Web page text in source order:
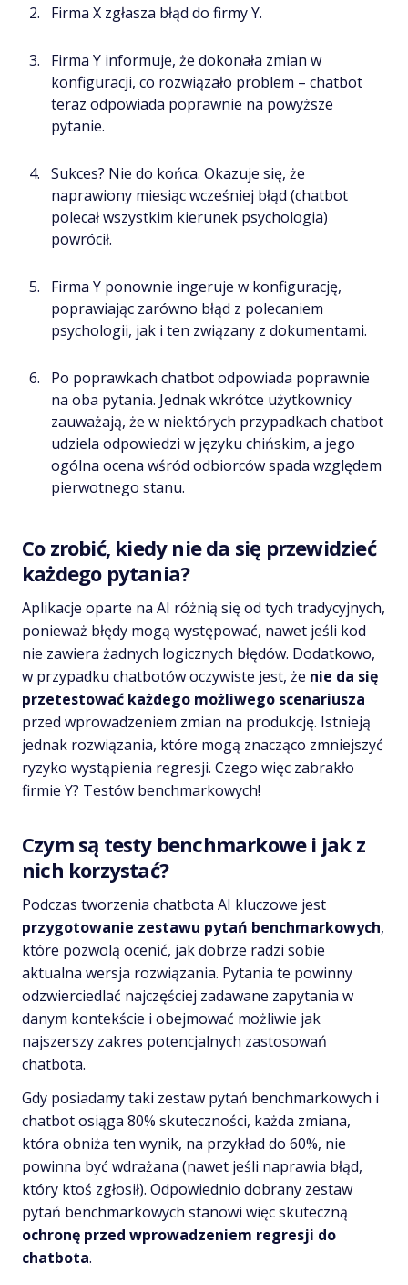
Firma X zgłasza błąd do firmy Y.
Firma Y informuje, że dokonała zmian w
konfiguracji, co rozwiązało problem – chatbot
teraz odpowiada poprawnie na powyższe
pytanie.
Sukces? Nie do końca. Okazuje się, że
naprawiony miesiąc wcześniej błąd (chatbot
polecał wszystkim kierunek psychologia)
powrócił.
Firma Y ponownie ingeruje w konfigurację,
poprawiając zarówno błąd z polecaniem
psychologii, jak i ten związany z dokumentami.
Po poprawkach chatbot odpowiada poprawnie
na oba pytania. Jednak wkrótce użytkownicy
zauważają, że w niektórych przypadkach chatbot
udziela odpowiedzi w języku chińskim, a jego
ogólna ocena wśród odbiorców spada względem
pierwotnego stanu.
Co zrobić, kiedy nie da się przewidzieć
każdego pytania?
Aplikacje oparte na AI różnią się od tych tradycyjnych,
ponieważ błędy mogą występować, nawet jeśli kod
nie zawiera żadnych logicznych błędów. Dodatkowo,
w przypadku chatbotów oczywiste jest, że nie da się
przetestować każdego możliwego scenariusza
przed wprowadzeniem zmian na produkcję. Istnieją
jednak rozwiązania, które mogą znacząco zmniejszyć
ryzyko wystąpienia regresji. Czego więc zabrakło
firmie Y? Testów benchmarkowych!
Czym są testy benchmarkowe i jak z
nich korzystać?
Podczas tworzenia chatbota AI kluczowe jest
przygotowanie zestawu pytań benchmarkowych,
które pozwolą ocenić, jak dobrze radzi sobie
aktualna wersja rozwiązania. Pytania te powinny
odzwierciedlać najczęściej zadawane zapytania w
danym kontekście i obejmować możliwie jak
najszerszy zakres potencjalnych zastosowań
chatbota.
Gdy posiadamy taki zestaw pytań benchmarkowych i
chatbot osiąga 80% skuteczności, każda zmiana,
która obniża ten wynik, na przykład do 60%, nie
powinna być wdrażana (nawet jeśli naprawia błąd,
który ktoś zgłosił). Odpowiednio dobrany zestaw
pytań benchmarkowych stanowi więc skuteczną
ochronę przed wprowadzeniem regresji do
chatbota.